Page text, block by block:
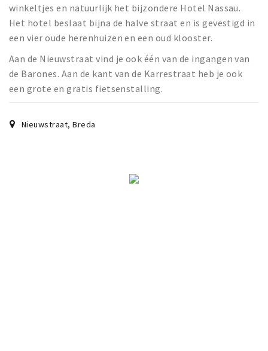
Baroniepoorten
Sport
Privacy
Inloggen
winkeltjes en natuurlijk het bijzondere Hotel Nassau.
Het hotel beslaat bijna de halve straat en is gevestigd in
een vier oude herenhuizen en een oud klooster.
Aan de Nieuwstraat vind je ook één van de ingangen van
de Barones. Aan de kant van de Karrestraat heb je ook
een grote en gratis fietsenstalling.
Nieuwstraat,Breda